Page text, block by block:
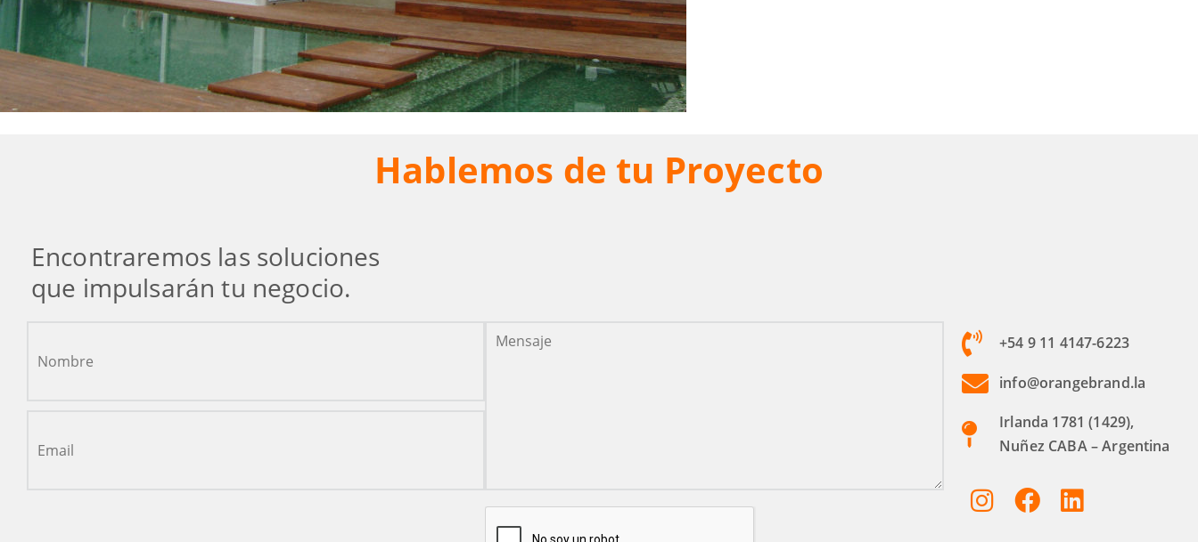
Hablemos de tu Proyecto
Encontraremos las soluciones
que impulsarán tu negocio.
+54 9 11 4147-6223
info@orangebrand.la
Irlanda 1781 (1429),
Nuñez CABA – Argentina